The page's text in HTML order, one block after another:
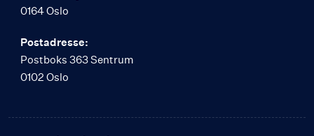
0164 Oslo
Postadresse:
Postboks 363 Sentrum
0102 Oslo